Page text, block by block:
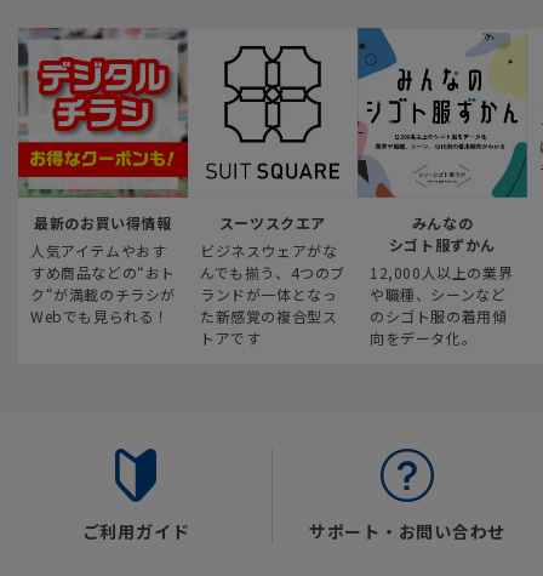
最新のお買い得情報
人気アイテムやおす
すめ商品などの“おト
ク“が満載のチラシが
Webでも見られる！
スーツスクエア
ビジネスウェアがな
んでも揃う、4つのブ
ランドが一体となっ
た新感覚の複合型ス
トアです
みんなの
シゴト服ずかん
12,000人以上の業界
や職種、シーンなど
のシゴト服の着用傾
向をデータ化。
ご利用ガイド サポート・お問い合わせ